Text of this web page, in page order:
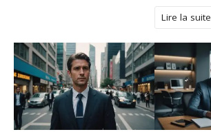
Lire la suite